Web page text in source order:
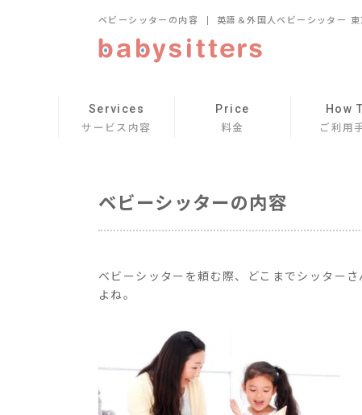
ベビーシッターの内容 英語＆外国人ベビーシッター
Services
サービス内容
Price
料金
How
ご利用
ベビーシッターの内容
ベビーシッターを頼む際、どこまでシッター
よね。